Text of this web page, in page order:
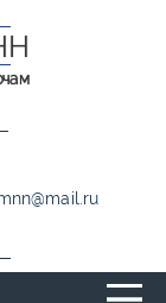
@mail.ru